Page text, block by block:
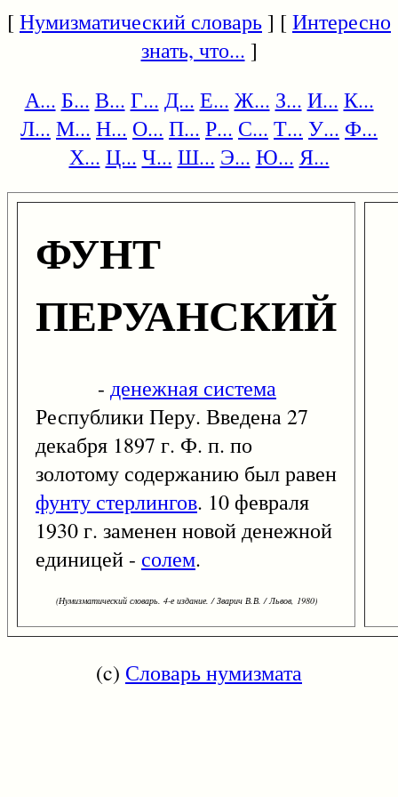
[Нумизматический словарь] [Интересно
знать, что... ]
А... Б... В... Г... Д... Е... Ж... З... И... К...
Л... М... Н... О... П... Р... С... Т... У... Ф...
Х... Ц... Ч... Ш... Э... Ю... Я...
ФУНТ
ПЕРУАНСКИЙ
- денежная система
Республики Перу. Введена 27
декабря 1897 г. Ф. п. по
золотому содержанию был равен
фунту стерлингов. 10 февраля
1930 г. заменен новой денежной
единицей - солем.
(Нумизматический словарь. 4-е издание. / Зварич В.В. / Львов, 1980)
(c) Словарь нумизмата